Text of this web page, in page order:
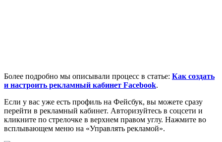
Более подробно мы описывали процесс в статье: Как создать
и настроить рекламный кабинет Facebook.
Если у вас уже есть профиль на Фейсбук, вы можете сразу
перейти в рекламный кабинет. Авторизуйтесь в соцсети и
кликните по стрелочке в верхнем правом углу. Нажмите во
всплывающем меню на «Управлять рекламой».